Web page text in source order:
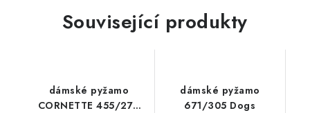
Související produkty
dámské pyžamo
CORNETTE 455/278
dámské pyžamo
671/305 Dogs